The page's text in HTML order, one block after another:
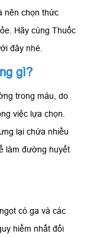
nên chọn thức
Hãy cùng Thuốc
đây nhé.
gì?
trong máu, do
việc lựa chọn.
lại chứa nhiều
làm đường huyết
có ga và các
hiểm nhất đối